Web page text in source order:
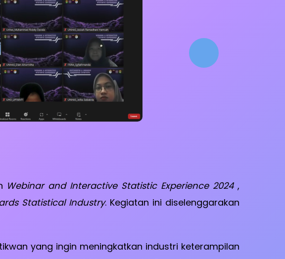
Webinar and Interactive Statistic Experience 2024,
Statistical Industry. Kegiatan ini diselenggarakan
yang ingin meningkatkan industri keterampilan